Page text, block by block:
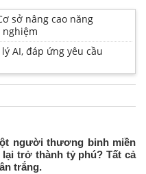
sở nâng cao năng
nghiệm
AI, đáp ứng yêu cầu
người thương binh miền
trở thành tỷ phú? Tất cả
trắng.